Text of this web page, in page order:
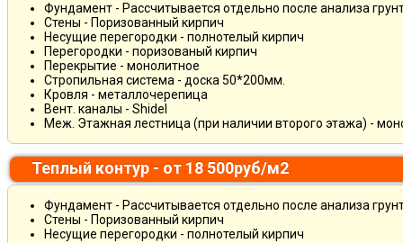
Фундамент - Рассчитывается отдельно после анализа
Стены - Поризованный кирпич
Несущие перегородки - полнотелый кирпич
Перегородки - поризованый кирпич
Перекрытие - монолитное
Стропильная система - доска 50*200мм.
Кровля - металлочерепица
Вент. каналы - Shidel
Меж. Этажная лестница (при наличии второго этажа) -
Теплый контур - от 18 500руб/м2
Фундамент - Рассчитывается отдельно после анализа
Стены - Поризованный кирпич
Несущие перегородки - полнотелый кирпич